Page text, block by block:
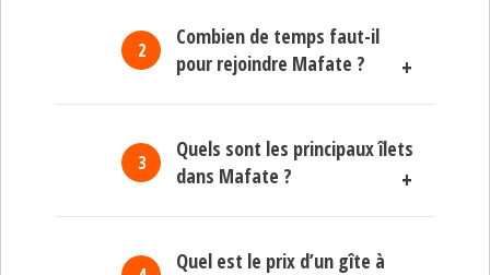
Réunion, est accessible uniquement
à pied ou en hélicoptère.
Les accès les plus utilisés sont :
LeCol des Bœufsdepuis Salazie
LeCol du Taïbit depuis Cilaos
LaRivière des Galetsdepuis Le
Port
Combien de temps faut-il
pour rejoindre Mafate ?
départ.
Depuis le Col des Bœufs, il faut
environ 2 heures de randonnée
pour rejoindre le village de La
Quels sont les principaux îlets
dans Mafate ?
Quel est le prix d’un gîte à